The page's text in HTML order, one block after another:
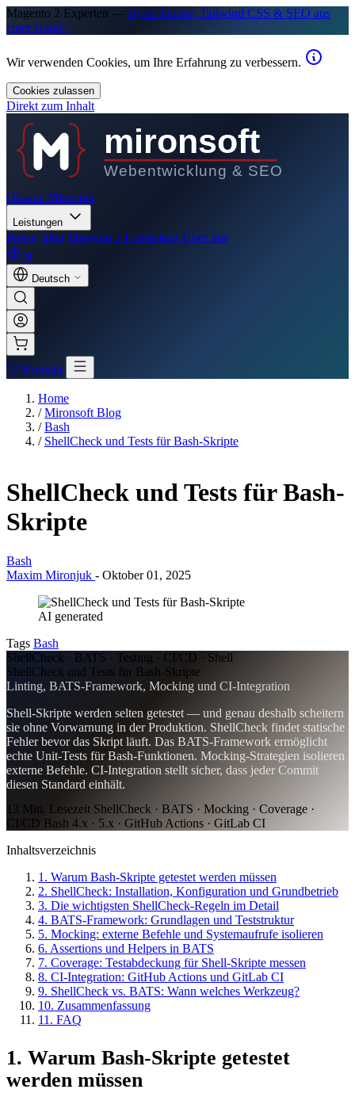
Magento 2 Experten — Hyvä Theme, Tailwind CSS & SEO aus
einer Hand ›
Wir verwenden Cookies, um Ihre Erfahrung zu verbessern.
Cookies zulassen
Direkt zum Inhalt
mironsoft
Webentwicklung & SEO
Oksana Mironjuk
Leistungen
Preise Blog Magento 2 Extensions Über uns
0
Deutsch
Kontakt
Home
/ Mironsoft Blog
/ Bash
/ ShellCheck und Tests für Bash-Skripte
ShellCheck und Tests für Bash-
Skripte
Bash
Maxim Mironjuk - Oktober 01, 2025
AI generated
Tags Bash
ShellCheck · BATS · Testing · CI/CD · Shell
ShellCheck und Tests für Bash-Skripte
Linting, BATS-Framework, Mocking und CI-Integration
Shell-Skripte werden selten getestet — und genau deshalb scheitern
sie ohne Vorwarnung in der Produktion. ShellCheck findet statische
Fehler bevor das Skript läuft. Das BATS-Framework ermöglicht
echte Unit-Tests für Bash-Funktionen. Mocking-Strategien isolieren
externe Befehle. CI-Integration stellt sicher, dass jeder Commit
diesen Standard einhält.
13 Min. Lesezeit ShellCheck · BATS · Mocking · Coverage ·
CI/CD Bash 4.x · 5.x · GitHub Actions · GitLab CI
Inhaltsverzeichnis
1. Warum Bash-Skripte getestet werden müssen
2. ShellCheck: Installation, Konfiguration und Grundbetrieb
3. Die wichtigsten ShellCheck-Regeln im Detail
4. BATS-Framework: Grundlagen und Teststruktur
5. Mocking: externe Befehle und Systemaufrufe isolieren
6. Assertions und Helpers in BATS
7. Coverage: Testabdeckung für Shell-Skripte messen
8. CI-Integration: GitHub Actions und GitLab CI
9. ShellCheck vs. BATS: Wann welches Werkzeug?
10. Zusammenfassung
11. FAQ
1. Warum Bash-Skripte getestet
werden müssen